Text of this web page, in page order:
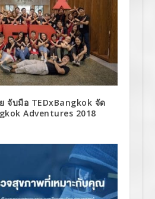
จับมือ TEDxBangkok จัด
Adventures 2018